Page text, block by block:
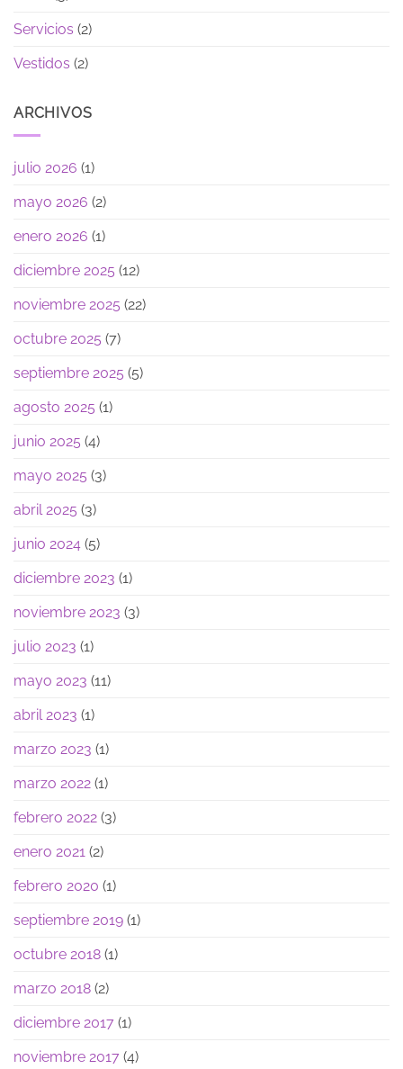
Servicios (2)
Vestidos (2)
ARCHIVOS
julio 2026 (1)
mayo 2026 (2)
enero 2026 (1)
diciembre 2025 (12)
noviembre 2025 (22)
octubre 2025 (7)
septiembre 2025 (5)
agosto 2025 (1)
junio 2025 (4)
mayo 2025 (3)
abril 2025 (3)
junio 2024 (5)
diciembre 2023 (1)
noviembre 2023 (3)
julio 2023 (1)
mayo 2023 (11)
abril 2023 (1)
marzo 2023 (1)
marzo 2022 (1)
febrero 2022 (3)
enero 2021 (2)
febrero 2020 (1)
septiembre 2019 (1)
octubre 2018 (1)
marzo 2018 (2)
diciembre 2017 (1)
noviembre 2017 (4)